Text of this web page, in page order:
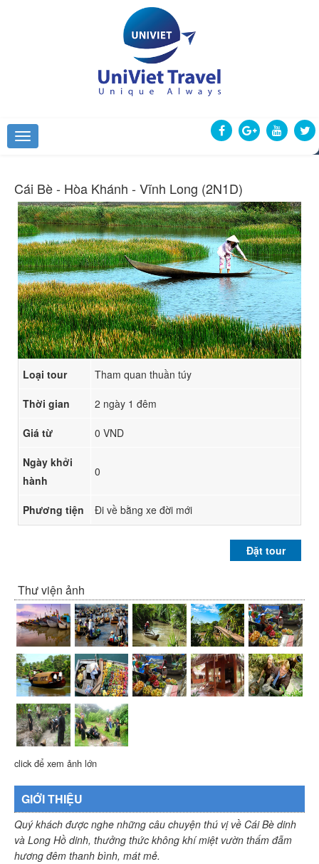
Cái Bè - Hòa Khánh - Vĩnh Long (2N1D)
Loại tour Tham quan thuần túy
Thời gian 2 ngày 1 đêm
Giá từ 0 VND
Ngày khởi
hành
0
Phương tiện Đi về bằng xe đời mới
Đặt tour
Thư viện ảnh
click để xem ảnh lớn
GIỚI THIỆU
Quý khách được nghe những câu chuyện thú vị về Cái Bè dinh
và Long Hồ dinh, thưởng thức không khí miệt vườn thấm đẫm
hương đêm thanh bình, mát mẻ.